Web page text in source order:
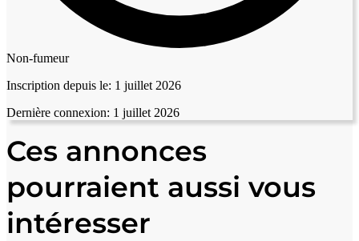
Non-fumeur
Inscription depuis le: 1 juillet 2026
Dernière connexion: 1 juillet 2026
Ces annonces
pourraient aussi vous
intéresser